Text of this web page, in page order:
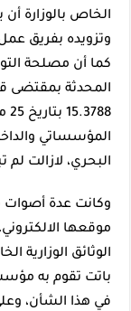
الخاص بالوزارة
وتزويده بفريق
كما أن مصلحة
المحدثة بمقتضى
المؤسساتي
البحري، لازالت لم
وكانت عدة أصوات
موقعها
الوثائق الوزارية
باتت تقوم به
في هذا الشأن،